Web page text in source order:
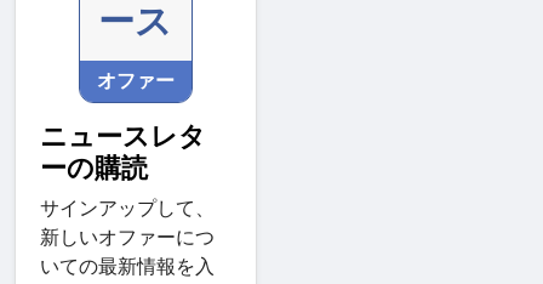
ース
オファー
ニュースレタ
ーの購読
サインアップして、
新しいオファーにつ
いての最新情報を入